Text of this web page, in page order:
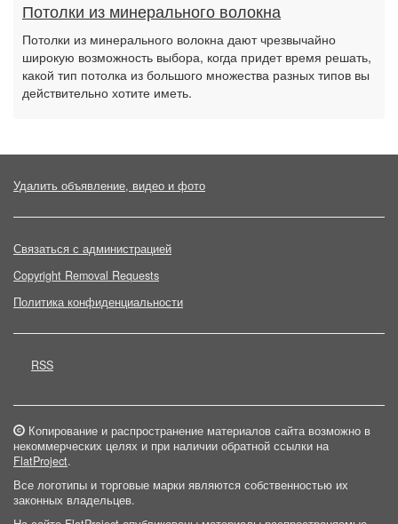
Потолки из минерального волокна
Потолки из минерального волокна дают чрезвычайно
широкую возможность выбора, когда придет время решать,
какой тип потолка из большого множества разных типов вы
действительно хотите иметь.
Удалить объявление, видео и фото
Связаться с администрацией
Copyright Removal Requests
Политика конфиденциальности
RSS
Копирование и распространение материалов сайта возможно в
некоммерческих целях и при наличии обратной ссылки на
FlatProject.
Все логотипы и торговые марки являются собственностью их
законных владельцев.